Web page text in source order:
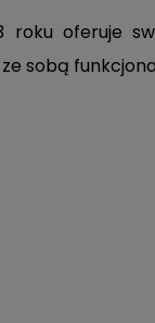
oferuje
sobą